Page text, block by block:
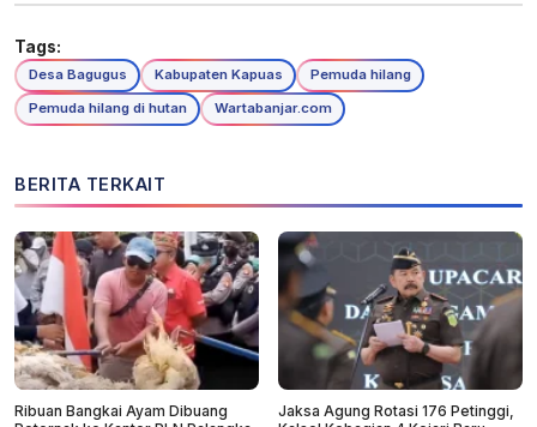
Tags:
Desa Bagugus Kabupaten Kapuas
Pemuda hilang
Pemuda hilang di hutan
Wartabanjar.com
BERITA TERKAIT
Ribuan Bangkai Ayam Dibuang
Jaksa Agung Rotasi 176 Petinggi,